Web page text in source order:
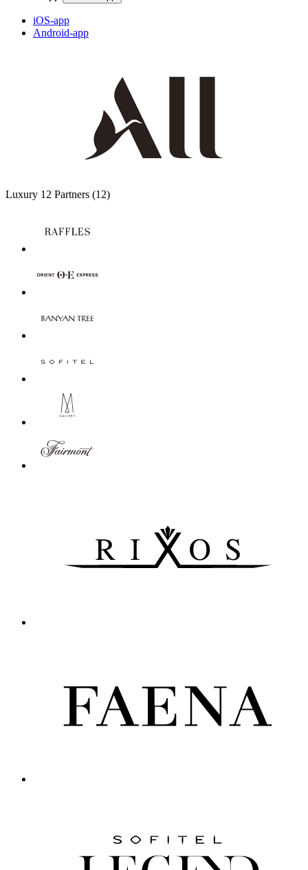
iOS-app
Android-app
Luxury 12 Partners (12)